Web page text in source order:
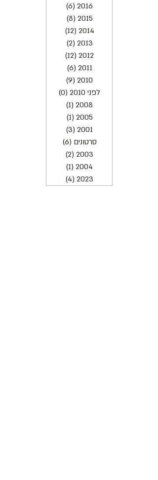
2016
(6)
2015
(8)
2014
(12)
2013
(2)
2012
(12)
2011
(6)
2010
(9)
לפני 2010
(0)
2008
(1)
2005
(1)
2001
(3)
סרטונים (6)
2003
(2)
2004
(1)
2023
(4)